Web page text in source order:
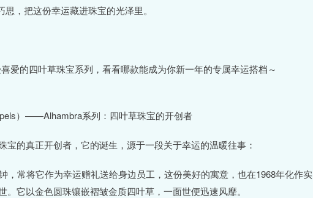
，把这份幸运藏进珠宝的光泽里。
爱的四叶草珠宝系列，看看哪款能成为你新一年的专属幸运搭档～
）——Alhambra系列：四叶草珠宝的开创者
宝的真正开创者，它的诞生，源于一段关于幸运的温暖往事：
，常将它作为幸运赠礼送给身边员工，这份美好的寓意，也在1968年化作实
它以金色圆珠镶嵌褶皱金质四叶草，一面世便迅速风靡。